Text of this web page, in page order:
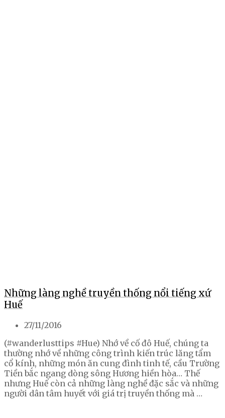
Những làng nghề truyền thống nổi tiếng xứ
Huế
27/11/2016
(#wanderlusttips #Hue) Nhớ về cố đô Huế, chúng ta
thường nhớ về những công trình kiến trúc lăng tẩm
cổ kính, những món ăn cung đình tinh tế, cầu Trường
Tiền bắc ngang dòng sông Hương hiền hòa… Thế
nhưng Huế còn cả những làng nghề đặc sắc và những
người dân tâm huyết với giá trị truyền thống mà …